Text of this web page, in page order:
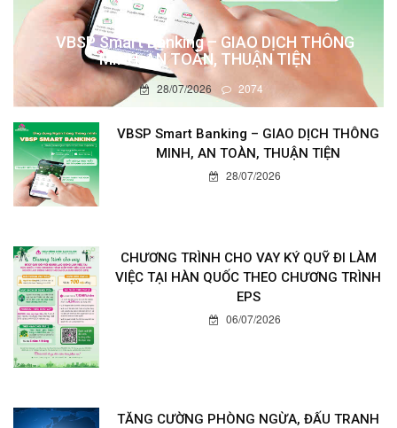
VBSP Smart Banking – GIAO DỊCH THÔNG
MINH, AN TOÀN, THUẬN TIỆN
28/07/2026 2074
VBSP Smart Banking – GIAO DỊCH THÔNG
MINH, AN TOÀN, THUẬN TIỆN
28/07/2026
CHƯƠNG TRÌNH CHO VAY KÝ QUỸ ĐI LÀM
VIỆC TẠI HÀN QUỐC THEO CHƯƠNG TRÌNH
EPS
06/07/2026
TĂNG CƯỜNG PHÒNG NGỪA, ĐẤU TRANH